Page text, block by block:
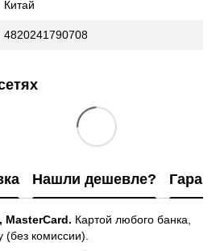
Китай
4820241790708
Нашли дешевле?
MasterCard. Картой любого банка,
(без комиссии).